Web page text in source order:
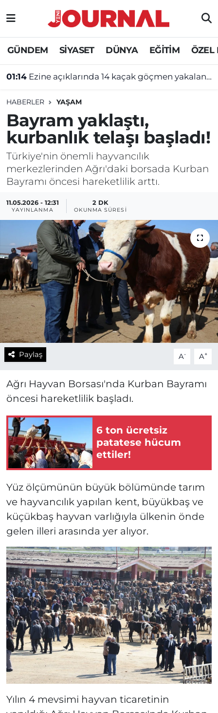
GÜNDEM SİYASET DÜNYA EĞİTİM ÖZEL
01:14 Ezine açıklarında 14 kaçak göçmen yakalandı
HABERLER YAŞAM
Bayram yaklaştı,
kurbanlık telaşı başladı!
Türkiye'nin önemli hayvancılık
merkezlerinden Ağrı'daki borsada Kurban
Bayramı öncesi hareketlilik arttı.
11.05.2026 - 12:31
YAYINLANMA
2 DK
OKUNMA SÜRESI
Paylaş A- A+
Ağrı Hayvan Borsası'nda Kurban Bayramı
öncesi hareketlilik başladı.
6 ton ücretsiz
patatese hücum
ettiler!
Yüz ölçümünün büyük bölümünde tarım
ve hayvancılık yapılan kent, büyükbaş ve
küçükbaş hayvan varlığıyla ülkenin önde
gelen illeri arasında yer alıyor.
Yılın 4 mevsimi hayvan ticaretinin
GÜNDEM
SİYASET
EĞİTİM
ÖZEL HABER
Nöbetçi Eczaneler
Hava Durumu
Süper Lig Puan Durumu ve Fikstür
Tüm Manşetler
Son Dakika Haberleri
Haber Arşivi